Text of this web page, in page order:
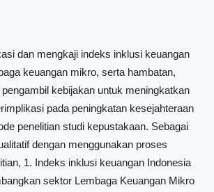
dan mengkaji indeks inklusi keuangan
keuangan mikro, serta hambatan,
kebijakan untuk meningkatkan
pada peningkatan kesejahteraan
penelitian studi kepustakaan. Sebagai
dengan menggunakan proses
1. Indeks inklusi keuangan Indonesia
sektor Lembaga Keuangan Mikro